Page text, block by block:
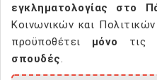
εγκληματολογίας στο
Κοινωνικών και
προϋποθέτει μόνο τις
σπουδές.